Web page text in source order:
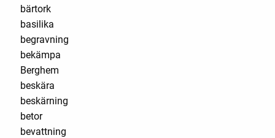
bärtork
basilika
begravning
bekämpa
Berghem
beskära
beskärning
betor
bevattning